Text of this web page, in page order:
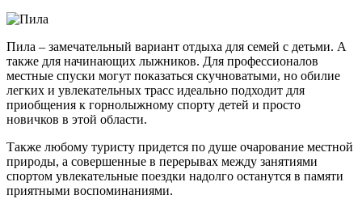
Пила – замечательный вариант отдыха для семей с детьми. А
также для начинающих лыжников. Для профессионалов
местные спуски могут показаться скучноватыми, но обилие
легких и увлекательных трасс идеально подходит для
приобщения к горнолыжному спорту детей и просто
новичков в этой области.
Также любому туристу придется по душе очарование местной
природы, а совершенные в перерывах между занятиями
спортом увлекательные поездки надолго останутся в памяти
приятными воспоминаниями.